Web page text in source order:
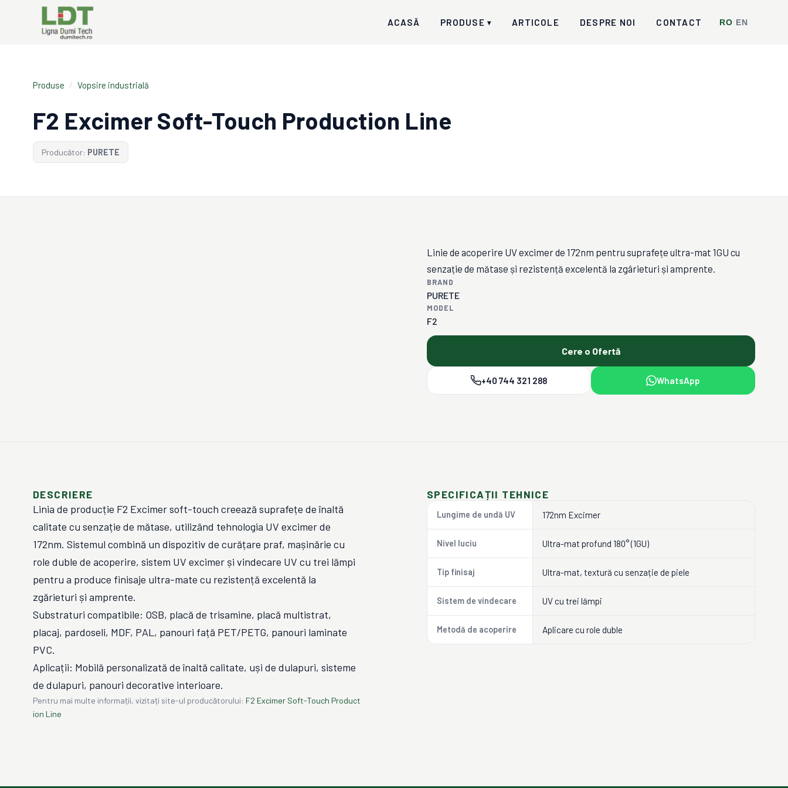
ACASĂ PRODUSE ▾ ARTICOLE DESPRE NOI CONTACT RO EN
Produse / Vopsire industrială
F2 Excimer Soft-Touch Production Line
Producător: PURETE
Linie de acoperire UV excimer de 172nm pentru suprafețe ultra-mat 1GU cu
senzație de mătase și rezistență excelentă la zgârieturi și amprente.
BRAND
PURETE
MODEL
F2
Cere o Ofertă
+40 744 321 288 WhatsApp
DESCRIERE
Linia de producție F2 Excimer soft-touch creează suprafețe de înaltă
calitate cu senzație de mătase, utilizând tehnologia UV excimer de
172nm. Sistemul combină un dispozitiv de curățare praf, mașinărie cu
role duble de acoperire, sistem UV excimer și vindecare UV cu trei lămpi
pentru a produce finisaje ultra-mate cu rezistență excelentă la
zgărieturi și amprente.
Substraturi compatibile: OSB, placă de trisamine, placă multistrat,
placaj, pardoseli, MDF, PAL, panouri față PET/PETG, panouri laminate
PVC.
Aplicații: Mobilă personalizată de înaltă calitate, uși de dulapuri, sisteme
de dulapuri, panouri decorative interioare.
Pentru mai multe informații, vizitați site-ul producătorului: F2 Excimer Soft-Touch Product
ion Line
SPECIFICAȚII TEHNICE
Lungime de undă UV 172nm Excimer
Nivel luciu Ultra-mat profund 180° (1GU)
Tip finisaj Ultra-mat, textură cu senzație de piele
Sistem de vindecare UV cu trei lămpi
Metodă de acoperire Aplicare cu role duble